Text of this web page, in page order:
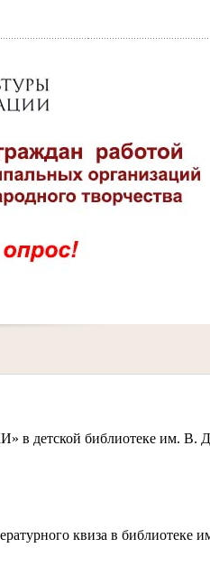
в детской библиотеке им. В.
квиза в библиотеке